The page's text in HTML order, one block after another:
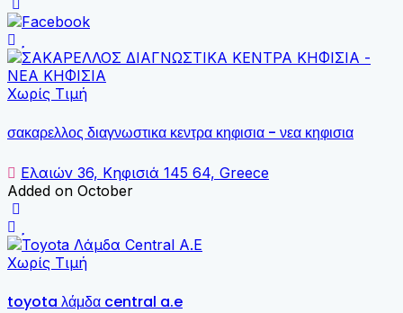
Χωρίς Τιμή
σακαρελλος διαγνωστικα κεντρα κηφισια - νεα κηφισια
Ελαιών 36, Κηφισιά 145 64, Greece
Added on October
Χωρίς Τιμή
toyota λάμδα central a.e